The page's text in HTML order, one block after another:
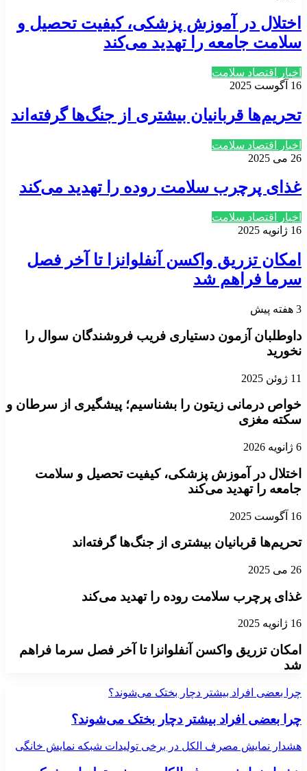
اختلال در آموزش پزشکی، کیفیت تحصیل و
سلامت جامعه را تهدید می‌کند
اخبار اقتصاد سلامت
16 آگوست 2025
تحریم‌ها قربانیان بیشتری از جنگ‌ها گرفته‌اند
اخبار اقتصاد سلامت
26 می 2025
غذای پرچرب سلامت روده را تهدید می‌کند
اخبار اقتصاد سلامت
16 ژانویه 2025
امکان تزریق واکسن آنفلوانزا تا آخر فصل
سرما فراهم شد
3 هفته پیش
داوطلبان آزمون دستیاری فریب فروشندگان سوال را
نخورید
11 ژوئن 2025
خواص درمانی زیتون را بشناسیم؛ پیشگیری از سرطان و
سکته مغزی
6 ژانویه 2026
اختلال در آموزش پزشکی، کیفیت تحصیل و سلامت
جامعه را تهدید می‌کند
16 آگوست 2025
تحریم‌ها قربانیان بیشتری از جنگ‌ها گرفته‌اند
26 می 2025
غذای پرچرب سلامت روده را تهدید می‌کند
16 ژانویه 2025
امکان تزریق واکسن آنفلوانزا تا آخر فصل سرما فراهم
شد
چرا بعضی افراد بیشتر دچار بختک می‌شوند؟
چرا بعضی افراد بیشتر دچار بختک می‌شوند؟
هشدار نمایش مصرف الکل در برخی تولیدات شبکه نمایش خانگی